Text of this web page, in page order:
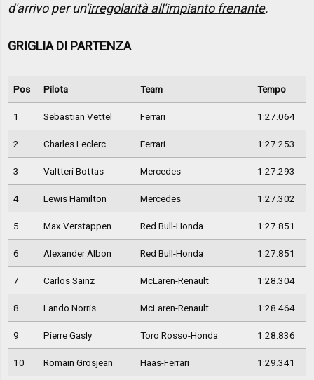
d'arrivo per un'irregolarità all'impianto frenante.
GRIGLIA DI PARTENZA
Pos Pilota Team Tempo
1 Sebastian Vettel Ferrari 1:27.064
2 Charles Leclerc Ferrari 1:27.253
3 Valtteri Bottas Mercedes 1:27.293
4 Lewis Hamilton Mercedes 1:27.302
5 Max Verstappen Red Bull-Honda 1:27.851
6 Alexander Albon Red Bull-Honda 1:27.851
7 Carlos Sainz McLaren-Renault 1:28.304
8 Lando Norris McLaren-Renault 1:28.464
9 Pierre Gasly Toro Rosso-Honda 1:28.836
10 Romain Grosjean Haas-Ferrari 1:29.341